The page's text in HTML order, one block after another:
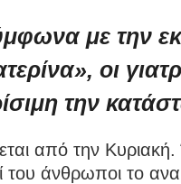
με την
οι
την
από την
του άνθρωποι το